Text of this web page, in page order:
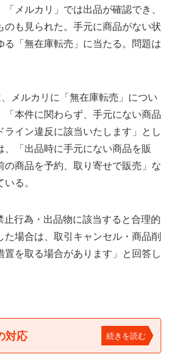
メルカリ」では出品が確認でき、
のも見られた。手元に商品がない状
る「無在庫転売」に当たる。問題は
メルカリに「無在庫転売」につい
「本件に関わらず、手元にない商品
ライン違反に該当いたします」とし
、「出品時に手元にない商品を販
の商品を予約、取り寄せで販売」な
る。
行為・出品物に該当すると合理的
た場合は、取引キャンセル・商品削
置を取る場合があります」と回答し
対応 続きを読む